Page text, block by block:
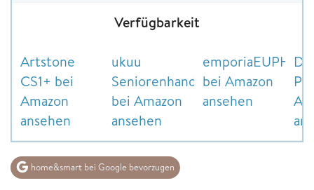
Verfügbarkeit
Artstone
CS1+ bei
Amazon
ansehen
ukuu
Seniorenhandy
bei Amazon
ansehen
bei Amazon
ansehen
home&smart bei Google bevorzugen